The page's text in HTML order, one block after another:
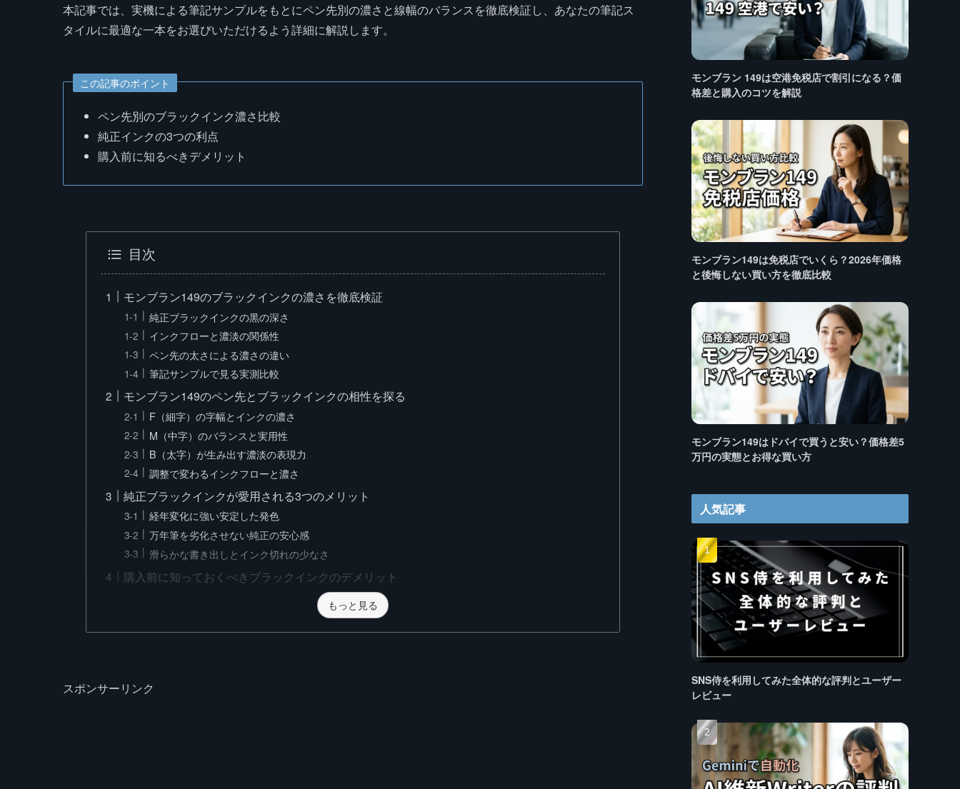
本記事では、実機による筆記サンプルをもとにペン先別の濃さと線幅のバランスを徹底検証し、あなたの筆記ス
タイルに最適な一本をお選びいただけるよう詳細に解説します。
この記事のポイント
ペン先別のブラックインク濃さ比較
純正インクの3つの利点
購入前に知るべきデメリット
目次
モンブラン149のブラックインクの濃さを徹底検証
純正ブラックインクの黒の深さ
インクフローと濃淡の関係性
ペン先の太さによる濃さの違い
筆記サンプルで見る実測比較
モンブラン149のペン先とブラックインクの相性を探る
F（細字）の字幅とインクの濃さ
M（中字）のバランスと実用性
B（太字）が生み出す濃淡の表現力
調整で変わるインクフローと濃さ
純正ブラックインクが愛用される3つのメリット
経年変化に強い安定した発色
万年筆を劣化させない純正の安心感
滑らかな書き出しとインク切れの少なさ
購入前に知っておくべきブラックインクのデメリット
もっと見る
スポンサーリンク
モンブラン 149は空港免税店で割引になる？価
格差と購入のコツを解説
モンブラン149は免税店でいくら？2026年価格
と後悔しない買い方を徹底比較
モンブラン149はドバイで買うと安い？価格差5
万円の実態とお得な買い方
人気記事
SNS侍を利用してみた全体的な評判とユーザー
レビュー